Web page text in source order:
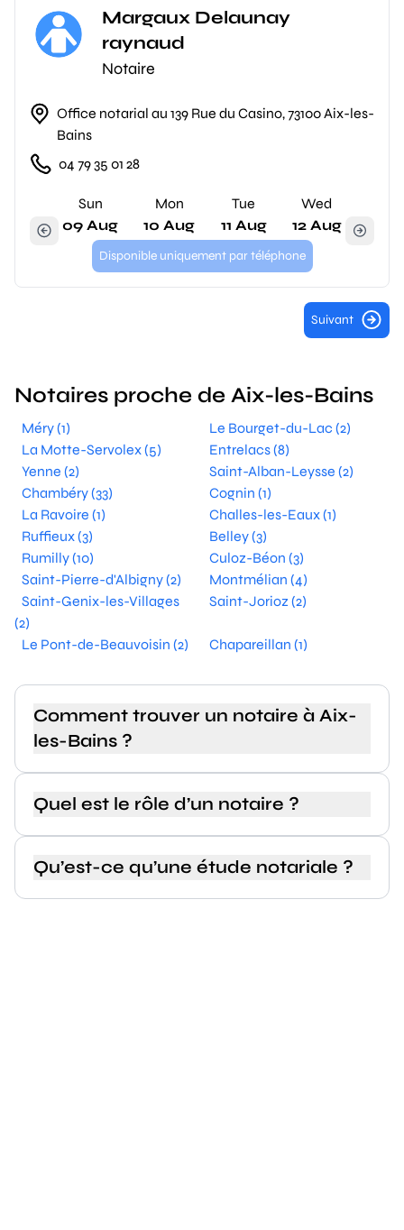
Margaux Delaunay
raynaud
Notaire
Office notarial au 139 Rue du Casino, 73100 Aix-les-
Bains
04 79 35 01 28
Sun
09 Aug
Mon
10 Aug
Tue
11 Aug
Wed
12 Aug
Disponible uniquement par téléphone
Suivant
Notaires proche de Aix-les-Bains
Méry (1)
Le Bourget-du-Lac (2)
La Motte-Servolex (5)
Entrelacs (8)
Yenne (2)
Saint-Alban-Leysse (2)
Chambéry (33)
Cognin (1)
La Ravoire (1)
Challes-les-Eaux (1)
Ruffieux (3)
Belley (3)
Rumilly (10)
Culoz-Béon (3)
Saint-Pierre-d'Albigny (2)
Montmélian (4)
Saint-Genix-les-Villages
(2)
Saint-Jorioz (2)
Le Pont-de-Beauvoisin (2) Chapareillan (1)
Comment trouver un notaire à Aix-
les-Bains ?
Quel est le rôle d’un notaire ?
Qu’est-ce qu’une étude notariale ?